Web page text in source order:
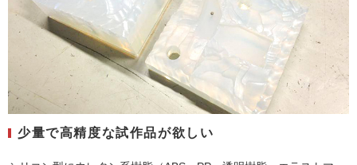
少量で高精度な試作品が欲しい